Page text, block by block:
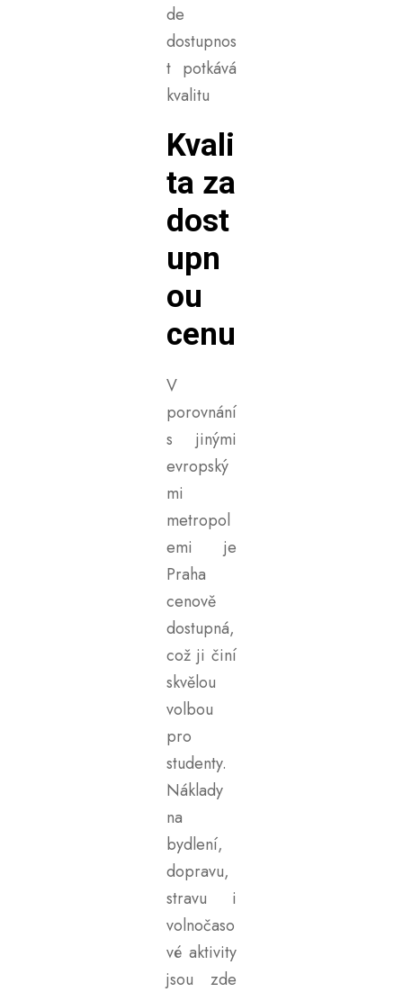
de
dostupnos
t potkává
kvalitu
Kvali
ta za
dost
upn
ou
cenu
V
porovnání
s jinými
evropský
mi
metropol
emi je
Praha
cenově
dostupná,
což ji činí
skvělou
volbou
pro
studenty.
Náklady
na
bydlení,
dopravu,
stravu i
volnočaso
vé aktivity
jsou zde